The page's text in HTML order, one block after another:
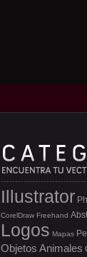
Illustrator
CorelDraw Freehand
Logos Mapas
Objetos Animales